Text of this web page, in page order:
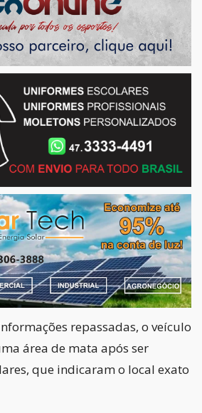
repassadas, o veículo
área de mata após ser
que indicaram o local exato